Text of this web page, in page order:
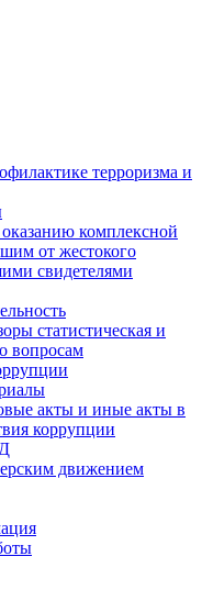
терроризма и
комплексной
от жестокого
свидетелями
статистическая и
вопросам
акты и иные акты в
коррупции
движением